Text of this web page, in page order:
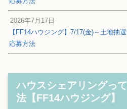
2026年7月17日
【FF14ハウジング】7/17(金)～土地抽
応募方法
ハウスシェアリングっ
法【FF14ハウジング】